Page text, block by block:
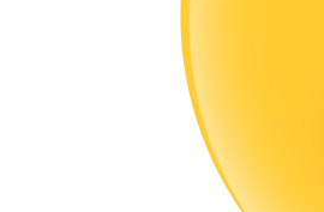
handelsinformation, etc.